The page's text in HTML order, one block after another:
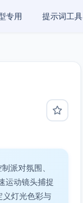
专用 提示词工具
派对氛围、
运动镜头捕捉
义灯光色彩与